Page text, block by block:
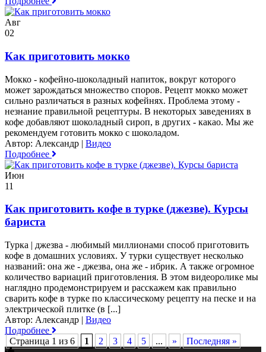
Авг
02
Как приготовить мокко
Мокко - кофейно-шоколадный напиток, вокруг которого
может зарождаться множество споров. Рецепт мокко может
сильно различаться в разных кофейнях. Проблема этому -
незнание правильной рецептуры. В некоторых заведениях в
кофе добавляют шоколадный сироп, в других - какао. Мы же
рекомендуем готовить мокко с шоколадом.
Автор: Александр | Видео
Подробнее
Июн
11
Как приготовить кофе в турке (джезве). Курсы
бариста
Турка | джезва - любимый миллионами способ приготовить
кофе в домашних условиях. У турки существует несколько
названий: она же - джезва, она же - ибрик. А также огромное
количество вариаций приготовления. В этом видеоролике мы
наглядно продемонстрируем и расскажем как правильно
сварить кофе в турке по классическому рецепту на песке и на
электрической плитке (в [...]
Автор: Александр | Видео
Подробнее
Страница 1 из 6
1 2 3 4 5 ... » Последняя »